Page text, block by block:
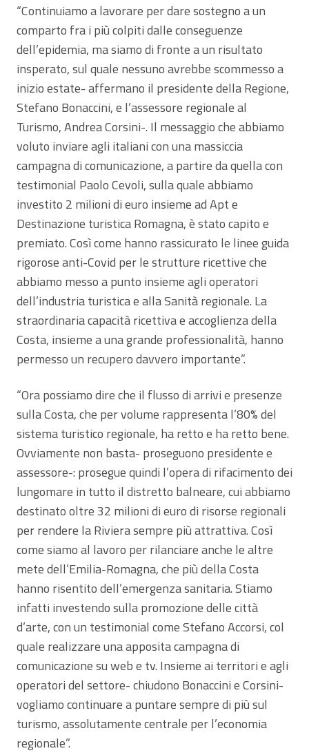
“Continuiamo a lavorare per dare sostegno a un
comparto fra i più colpiti dalle conseguenze
dell’epidemia, ma siamo di fronte a un risultato
insperato, sul quale nessuno avrebbe scommesso a
inizio estate- affermano il presidente della Regione,
Stefano Bonaccini, e l’assessore regionale al
Turismo, Andrea Corsini-. Il messaggio che abbiamo
voluto inviare agli italiani con una massiccia
campagna di comunicazione, a partire da quella con
testimonial Paolo Cevoli, sulla quale abbiamo
investito 2 milioni di euro insieme ad Apt e
Destinazione turistica Romagna, è stato capito e
premiato. Così come hanno rassicurato le linee guida
rigorose anti-Covid per le strutture ricettive che
abbiamo messo a punto insieme agli operatori
dell’industria turistica e alla Sanità regionale. La
straordinaria capacità ricettiva e accoglienza della
Costa, insieme a una grande professionalità, hanno
permesso un recupero davvero importante”.
“Ora possiamo dire che il flusso di arrivi e presenze
sulla Costa, che per volume rappresenta l’80% del
sistema turistico regionale, ha retto e ha retto bene.
Ovviamente non basta- proseguono presidente e
assessore-: prosegue quindi l’opera di rifacimento dei
lungomare in tutto il distretto balneare, cui abbiamo
destinato oltre 32 milioni di euro di risorse regionali
per rendere la Riviera sempre più attrattiva. Così
come siamo al lavoro per rilanciare anche le altre
mete dell’Emilia-Romagna, che più della Costa
hanno risentito dell’emergenza sanitaria. Stiamo
infatti investendo sulla promozione delle città
d’arte, con un testimonial come Stefano Accorsi, col
quale realizzare una apposita campagna di
comunicazione su web e tv. Insieme ai territori e agli
operatori del settore- chiudono Bonaccini e Corsini-
vogliamo continuare a puntare sempre di più sul
turismo, assolutamente centrale per l’economia
regionale”.